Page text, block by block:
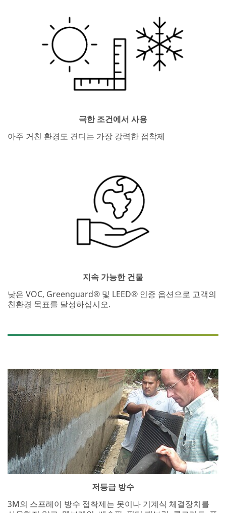
극한 조건에서 사용
아주 거친 환경도 견디는 가장 강력한 접착제
지속 가능한 건물
낮은 VOC, Greenguard® 및 LEED® 인증 옵션으로 고객의
친환경 목표를 달성하십시오.
저등급 방수
3M의 스프레이 방수 접착제는 못이나 기계식 체결장치를